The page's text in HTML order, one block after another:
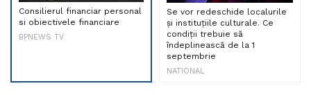
Consilierul financiar personal
si obiectivele financiare
BPNEWS TV
Se vor redeschide localurile
și instituțiile culturale. Ce
condiții trebuie să
îndeplinească de la 1
septembrie
NATIONAL